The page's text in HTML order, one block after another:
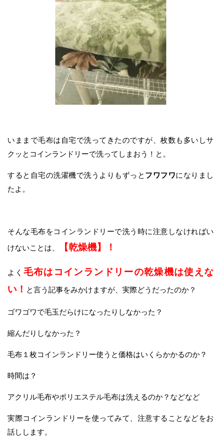
いままで毛布は自宅で洗ってきたのですが、枚数も多いしサ
クッとコインランドリーで洗ってしまおう！と。
すると自宅の洗濯機で洗うよりもずっと フワフワになりまし
たよ。
そんな毛布をコインランドリーで洗う時に注意しなければい
けないことは、
【乾燥機】！
よく 毛布はコインランドリーの乾燥機は使えな
い！ と言う記事をみかけますが、実際どうだったのか？
ゴワゴワで毛玉だらけになったりしなかった？
縮んだりしなかった？
毛布１枚コインランドリー使うと価格はいくらかかるのか？
時間は？
アクリル毛布やポリエステル毛布は洗えるのか？などなど
実際コインランドリーを使ってみて、注意することなどをお
話しします。